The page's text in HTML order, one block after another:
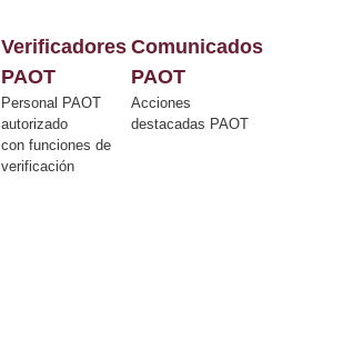
Verificadores
PAOT
Personal PAOT
autorizado
con funciones de
verificación
Comunicados
PAOT
Acciones
destacadas PAOT